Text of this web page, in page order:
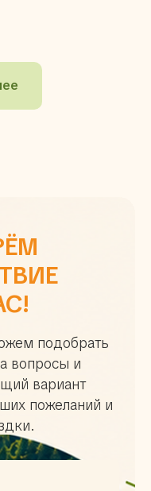
подобрать
вопросы и
вариант
пожеланий и